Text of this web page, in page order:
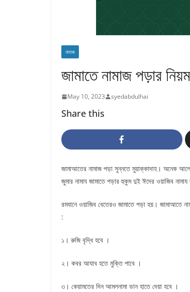
নামাজ
জামাতে নামাজ পড়ার
May 10, 2023 syedabdulhai
Share this
জামাআতের নামাজ পড়া সুন্নতে মুয়াক্কাদাহ। অনেক
জুমার নামায জামাতে পড়ার হুকুম দুই ঈদের ওয়াজিব
রমযানে ওয়াজিব বেতেরও জামাতে পড়া হয়। জামাআতে
:
১। রুজি বৃদ্ধি হবে ।
২। কবর আযাব হতে মুক্তি পাবে ।
৩। কেয়ামতের দিন আমলনামা ডান হাতে দেয়া হবে ।